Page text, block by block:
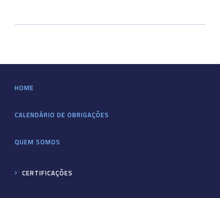
HOME
CALENDÁRIO DE OBRIGAÇÕES
QUEM SOMOS
CERTIFICAÇÕES